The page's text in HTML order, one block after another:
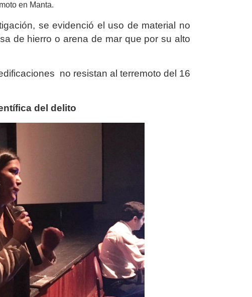
en Manta.
se evidenció el uso de material no
de hierro o arena de mar que por su alto
no resistan al terremoto del 16
del delito